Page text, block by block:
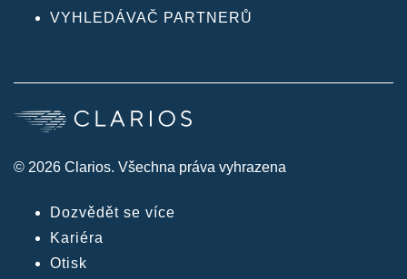
VYHLEDÁVAČ PARTNERŮ
© 2026 Clarios. Všechna práva vyhrazena
Dozvědět se více
Kariéra
Otisk